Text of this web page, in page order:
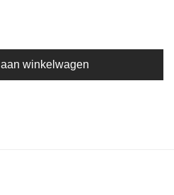
winkelwagen